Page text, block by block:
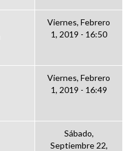
Viernes, Febrero
1, 2019 - 16:50
Viernes, Febrero
1, 2019 - 16:49
Sábado,
Septiembre 22,